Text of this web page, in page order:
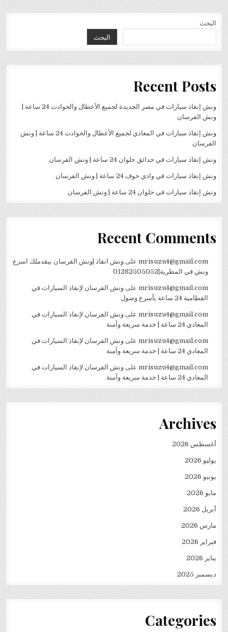
البحث
البحث
Recent Posts
ونش إنقاذ سيارات في مصر الجديدة لجميع الأعطال والحوادث 24 ساعة |
ونش الفرسان
ونش إنقاذ سيارات في المعادي لجميع الأعطال والحوادث 24 ساعة | ونش
الفرسان
ونش إنقاذ سيارات في حدائق حلوان 24 ساعة | ونش الفرسان
ونش إنقاذ سيارات في وادي حوف 24 ساعة | ونش الفرسان
ونش إنقاذ سيارات في حلوان 24 ساعة | ونش الفرسان
Recent Comments
mrisuzu4@gmail.comعلى ونش انقاذ |ونش الفرسان بيقدملك اسرع
ونش في المطرية|01282505052
mrisuzu4@gmail.comعلى ونش الفرسان لإنقاذ السيارات في
القطامية 24 ساعة بأسرع وصول
mrisuzu4@gmail.comعلى ونش الفرسان لإنقاذ السيارات في
المعادي 24 ساعة | خدمة سريعة وآمنة
mrisuzu4@gmail.comعلى ونش الفرسان لإنقاذ السيارات في
المعادي 24 ساعة | خدمة سريعة وآمنة
mrisuzu4@gmail.comعلى ونش الفرسان لإنقاذ السيارات في
المعادي 24 ساعة | خدمة سريعة وآمنة
Archives
أغسطس 2026
يوليو 2026
يونيو 2026
مايو 2026
أبريل 2026
مارس 2026
فبراير 2026
يناير 2026
ديسمبر 2025
Categories